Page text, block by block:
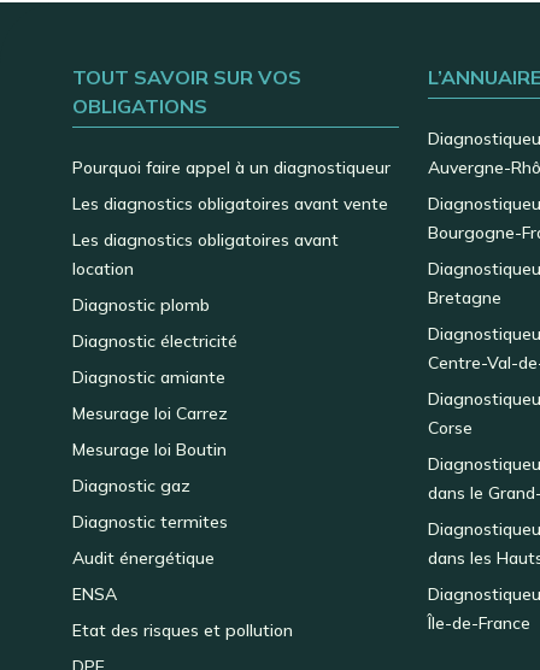
TOUT SAVOIR SUR VOS
OBLIGATIONS
Pourquoi faire appel à un diagnostiqueur
Les diagnostics obligatoires avant vente
Les diagnostics obligatoires avant
location
Diagnostic plomb
Diagnostic électricité
Diagnostic amiante
Mesurage loi Carrez
Mesurage loi Boutin
Diagnostic gaz
Diagnostic termites
Audit énergétique
ENSA
Etat des risques et pollution
Auvergne-
Bourgogne-
Bretagne
Centre-Val-
Corse
dans le
dans les
Île-de-France